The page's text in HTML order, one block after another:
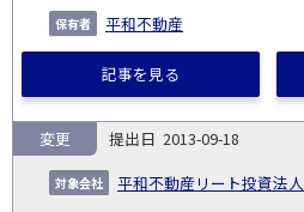
平和不動産
記事を見る
2013-09-18
平和不動産リート投資法人
変更